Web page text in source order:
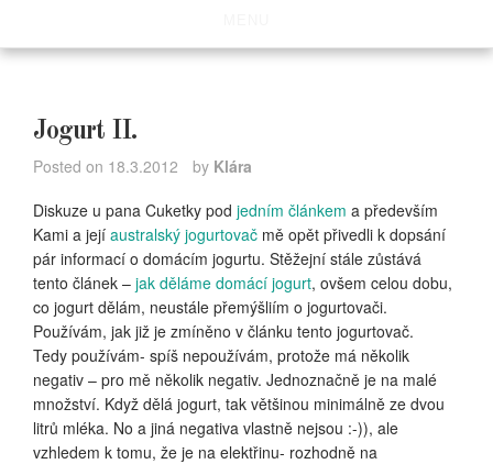
Jogurt II.
Posted on 18.3.2012 by Klára
Diskuze u pana Cuketky pod jedním článkem a především
Kami a její australský jogurtovač mě opět přivedli k dopsání
pár informací o domácím jogurtu. Stěžejní stále zůstává
tento článek – jak děláme domácí jogurt, ovšem celou dobu,
co jogurt dělám, neustále přemýšliím o jogurtovači.
Používám, jak již je zmíněno v článku tento jogurtovač.
Tedy používám- spíš nepoužívám, protože má několik
negativ – pro mě několik negativ. Jednoznačně je na malé
množství. Když dělá jogurt, tak většinou minimálně ze dvou
litrů mléka. No a jiná negativa vlastně nejsou :-)), ale
vzhledem k tomu, že je na elektřinu- rozhodně na